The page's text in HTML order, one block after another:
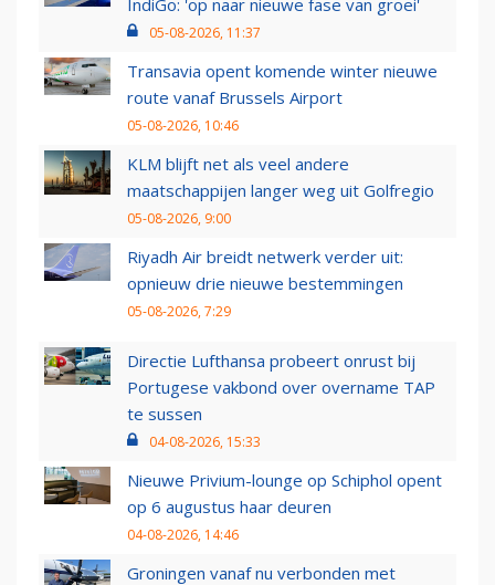
05-08-2026, 11:37
Transavia opent komende winter nieuwe
route vanaf Brussels Airport
05-08-2026, 10:46
KLM blijft net als veel andere
maatschappijen langer weg uit Golfregio
05-08-2026, 9:00
Riyadh Air breidt netwerk verder uit:
opnieuw drie nieuwe bestemmingen
05-08-2026, 7:29
Directie Lufthansa probeert onrust bij
Portugese vakbond over overname TAP
te sussen
04-08-2026, 15:33
Nieuwe Privium-lounge op Schiphol opent
op 6 augustus haar deuren
04-08-2026, 14:46
Groningen vanaf nu verbonden met